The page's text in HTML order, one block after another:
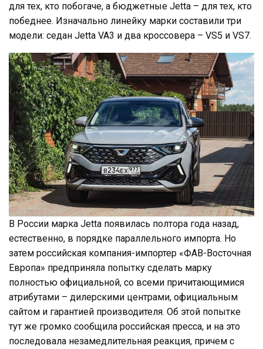
для тех, кто побогаче, а бюджетные Jetta – для тех, кто
победнее. Изначально линейку марки составили три
модели: седан Jetta VA3 и два кроссовера – VS5 и VS7.
В России марка Jetta появилась полтора года назад,
естественно, в порядке параллельного импорта. Но
затем российская компания-импортер «ФАВ-Восточная
Европа» предприняла попытку сделать марку
полностью официальной, со всеми причитающимися
атрибутами – дилерскими центрами, официальным
сайтом и гарантией производителя. Об этой попытке
тут же громко сообщила российская пресса, и на это
последовала незамедлительная реакция, причем с